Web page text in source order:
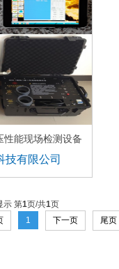
性能现场检测设备
技有限公司
示 第1页/共1页
1 下一页 尾页